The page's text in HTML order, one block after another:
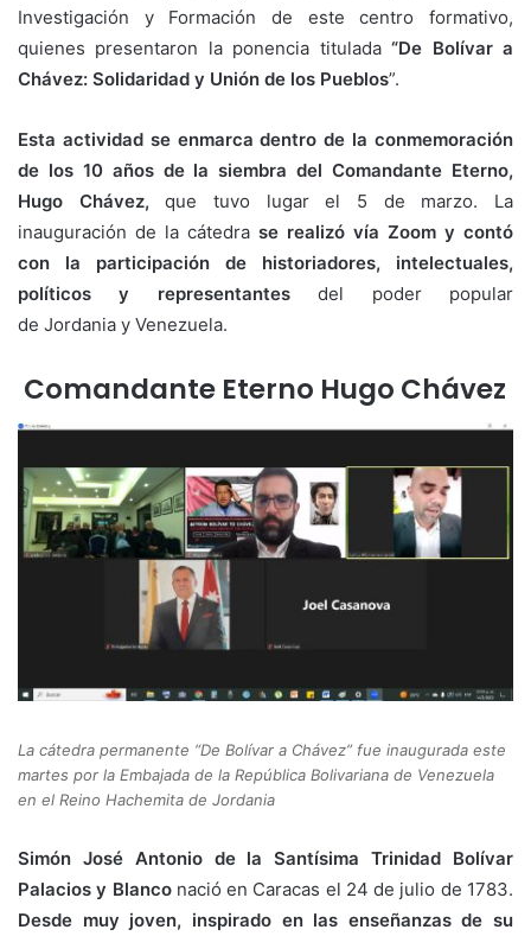
Investigación y Formación de este centro formativo,
quienes presentaron la ponencia titulada“De Bolívar a
Chávez: Solidaridad y Unión de los Pueblos”.
Esta actividad se enmarca dentro de la conmemoración
de los 10 años de la siembra del Comandante Eterno,
Hugo Chávez, que tuvo lugar el 5 de marzo. La
inauguración de la cátedra se realizó vía Zoom y contó
con la participación de historiadores, intelectuales,
políticos y representantesdel poder popular
de Jordania y Venezuela.
Comandante Eterno Hugo Chávez
La cátedra permanente “De Bolívar a Chávez” fue inaugurada este
martes por la Embajada de la República Bolivariana de Venezuela
en el Reino Hachemita de Jordania
Simón José Antonio de la Santísima Trinidad Bolívar
Palacios y Blanconació en Caracas el 24 de julio de 1783.
Desde muy joven, inspirado en las enseñanzas de su